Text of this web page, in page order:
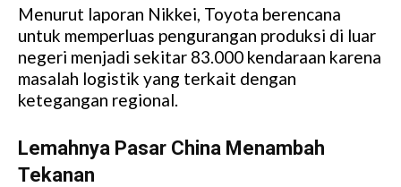
Menurut laporan Nikkei, Toyota berencana
untuk memperluas pengurangan produksi di luar
negeri menjadi sekitar 83.000 kendaraan karena
masalah logistik yang terkait dengan
ketegangan regional.
Lemahnya Pasar China Menambah
Tekanan